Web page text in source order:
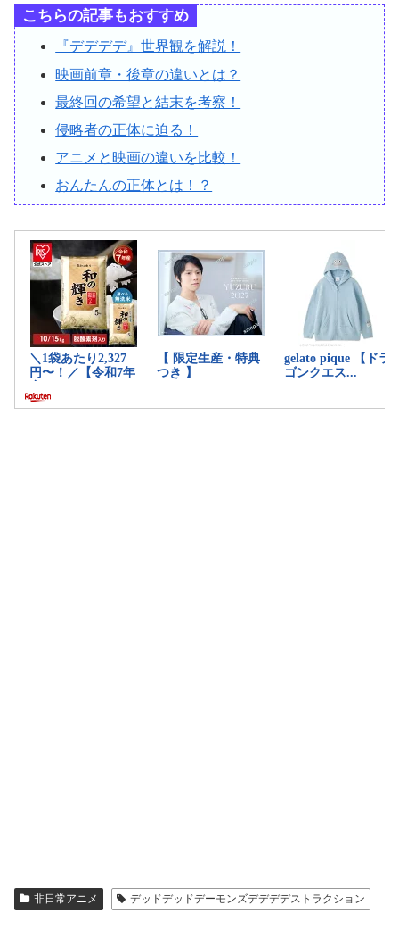
こちらの記事もおすすめ
『デデデデ』世界観を解説！
映画前章・後章の違いとは？
最終回の希望と結末を考察！
侵略者の正体に迫る！
アニメと映画の違いを比較！
おんたんの正体とは！？
非日常アニメ デッドデッドデーモンズデデデデストラクション